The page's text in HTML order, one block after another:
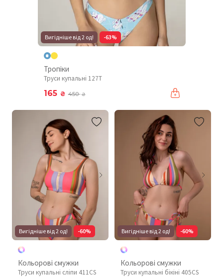
Вигідніше від 2 од! -63%
Тропіки
Труси купальні 127T
165 ₴ 450₴
Вигідніше від 2 од! -60%
Кольорові смужки
Труси купальні сліпи 411CS
Вигідніше від 2 од! -60%
Кольорові смужки
Труси купальні бікіні 405CS